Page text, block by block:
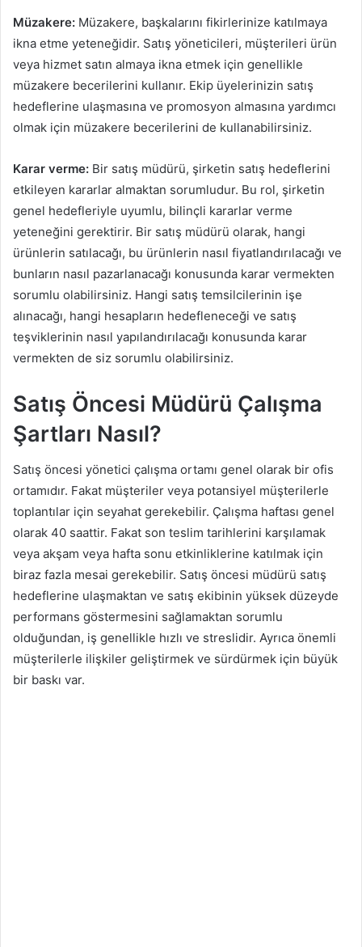
Müzakere: Müzakere, başkalarını fikirlerinize katılmaya
ikna etme yeteneğidir. Satış yöneticileri, müşterileri ürün
veya hizmet satın almaya ikna etmek için genellikle
müzakere becerilerini kullanır. Ekip üyelerinizin satış
hedeflerine ulaşmasına ve promosyon almasına yardımcı
olmak için müzakere becerilerini de kullanabilirsiniz.
Karar verme: Bir satış müdürü, şirketin satış hedeflerini
etkileyen kararlar almaktan sorumludur. Bu rol, şirketin
genel hedefleriyle uyumlu, bilinçli kararlar verme
yeteneğini gerektirir. Bir satış müdürü olarak, hangi
ürünlerin satılacağı, bu ürünlerin nasıl fiyatlandırılacağı ve
bunların nasıl pazarlanacağı konusunda karar vermekten
sorumlu olabilirsiniz. Hangi satış temsilcilerinin işe
alınacağı, hangi hesapların hedefleneceği ve satış
teşviklerinin nasıl yapılandırılacağı konusunda karar
vermekten de siz sorumlu olabilirsiniz.
Satış Öncesi Müdürü Çalışma
Şartları Nasıl?
Satış öncesi yönetici çalışma ortamı genel olarak bir ofis
ortamıdır. Fakat müşteriler veya potansiyel müşterilerle
toplantılar için seyahat gerekebilir. Çalışma haftası genel
olarak 40 saattir. Fakat son teslim tarihlerini karşılamak
veya akşam veya hafta sonu etkinliklerine katılmak için
biraz fazla mesai gerekebilir. Satış öncesi müdürü satış
hedeflerine ulaşmaktan ve satış ekibinin yüksek düzeyde
performans göstermesini sağlamaktan sorumlu
olduğundan, iş genellikle hızlı ve streslidir. Ayrıca önemli
müşterilerle ilişkiler geliştirmek ve sürdürmek için büyük
bir baskı var.